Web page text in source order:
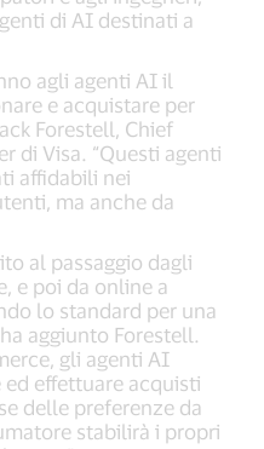
di AI destinati a
agli agenti AI il
e acquistare per
Forestell, Chief
di Visa. “Questi agenti
affidabili nei
ma anche da
al passaggio dagli
e poi da online a
lo standard per una
aggiunto Forestell.
gli agenti AI
effettuare acquisti
delle preferenze da
stabilirà i propri